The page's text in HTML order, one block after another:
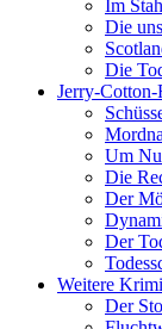
Im
Die
Die
Jerry-Cotton-
Um
Die
Der
Der
Weitere
Der